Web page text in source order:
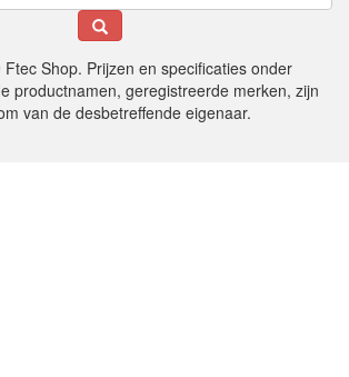
Shop. Prijzen en specificaties onder
productnamen, geregistreerde merken, zijn
van de desbetreffende eigenaar.